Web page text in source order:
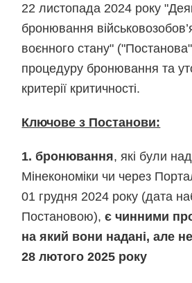
22 листопада 2024 року
бронювання
воєнного стану"
процедуру бронювання та
критерії критичності.
Ключове з Постанови:
1. бронювання, які були
Мінекономіки чи через
01 грудня 2024 року (дата
Постановою),є чинними
на який вони надані, але
28 лютого 2025 року